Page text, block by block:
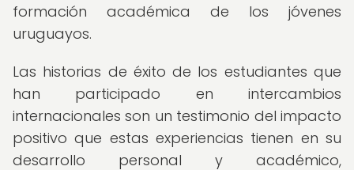
formación académica de los jóvenes
uruguayos.
Las historias de éxito de los estudiantes que
han participado en intercambios
internacionales son un testimonio del impacto
positivo que estas experiencias tienen en su
desarrollo personal y académico,